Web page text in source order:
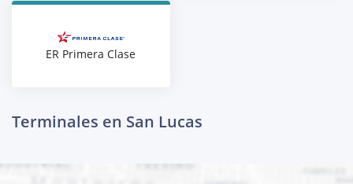
ER Primera Clase
Terminales en San Lucas